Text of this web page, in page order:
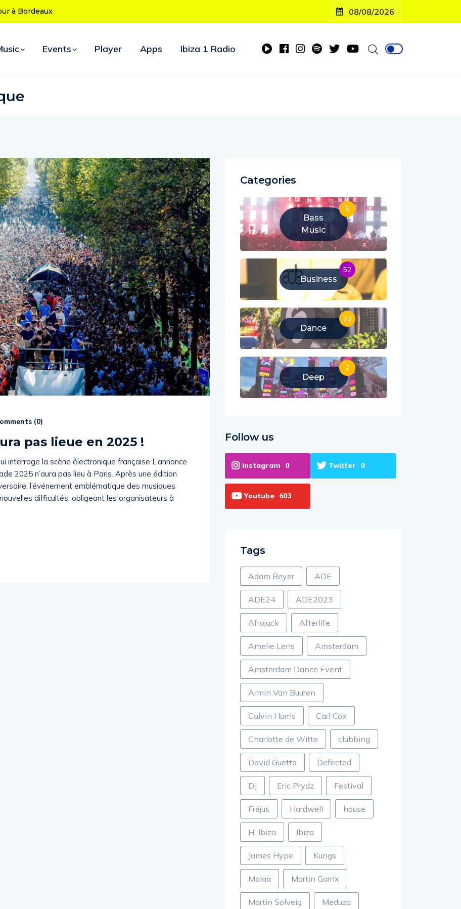
ses 50 ans : le
d’ouverture
08/08/2026
Events Player Apps Ibiza 1 Radio
(0)
pas lieue en 2025 !
interroge la scène électronique française L’annonce
2025 n’aura pas lieu à Paris. Après une édition
l’événement emblématique des musiques
difficultés, obligeant les organisateurs à
Categories
Bass
Music
5
Business
52
Dance
23
Deep
2
Follow us
Instagram 0 Twitter 0
Youtube 603
Tags
Adam Beyer ADE
ADE24 ADE2023
Afrojack Afterlife
Amelie Lens Amsterdam
Amsterdam Dance Event
Armin Van Buuren
Calvin Harris Carl Cox
Charlotte de Witte clubbing
David Guetta Defected
DJ Eric Prydz Festival
Fréjus Hardwell house
Hï Ibiza Ibiza
James Hype Kungs
Malaa Martin Garrix
Martin Solveig Meduza